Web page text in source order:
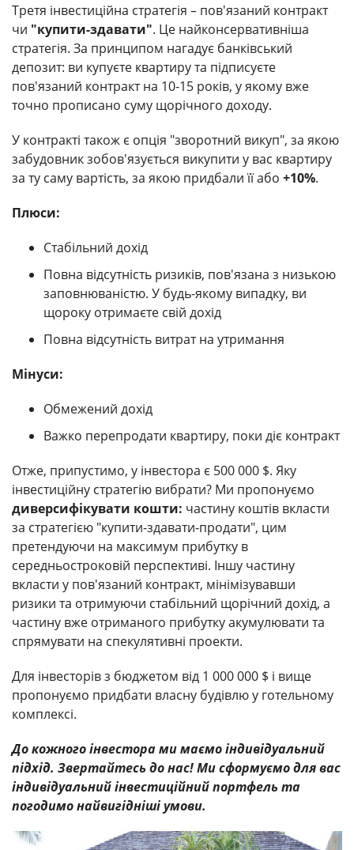
Третя інвестиційна стратегія – пов'язаний контракт
чи "купити-здавати". Це найконсервативніша
стратегія. За принципом нагадує банківський
депозит: ви купуєте квартиру та підписуєте
пов'язаний контракт на 10-15 років, у якому вже
точно прописано суму щорічного доходу.
У контракті також є опція "зворотний викуп", за якою
забудовник зобов'язується викупити у вас квартиру
за ту саму вартість, за якою придбали її або +10%.
Плюси:
Стабільний дохід
Повна відсутність ризиків, пов'язана з низькою
заповнюваністю. У будь-якому випадку, ви
щороку отримаєте свій дохід
Повна відсутність витрат на утримання
Мінуси:
Обмежений дохід
Важко перепродати квартиру, поки діє контракт
Отже, припустимо, у інвестора є 500 000 $. Яку
інвестиційну стратегію вибрати? Ми пропонуємо
диверсифікувати кошти: частину коштів вкласти
за стратегією "купити-здавати-продати", цим
претендуючи на максимум прибутку в
середньостроковій перспективі. Іншу частину
вкласти у пов'язаний контракт, мінімізувавши
ризики та отримуючи стабільний щорічний дохід, а
частину вже отриманого прибутку акумулювати та
спрямувати на спекулятивні проекти.
Для інвесторів з бюджетом від 1 000 000 $ і вище
пропонуємо придбати власну будівлю у готельному
комплексі.
До кожного інвестора ми маємо індивідуальний
підхід. Звертайтесь до нас! Ми сформуємо для вас
індивідуальний інвестиційний портфель та
погодимо найвигідніші умови.